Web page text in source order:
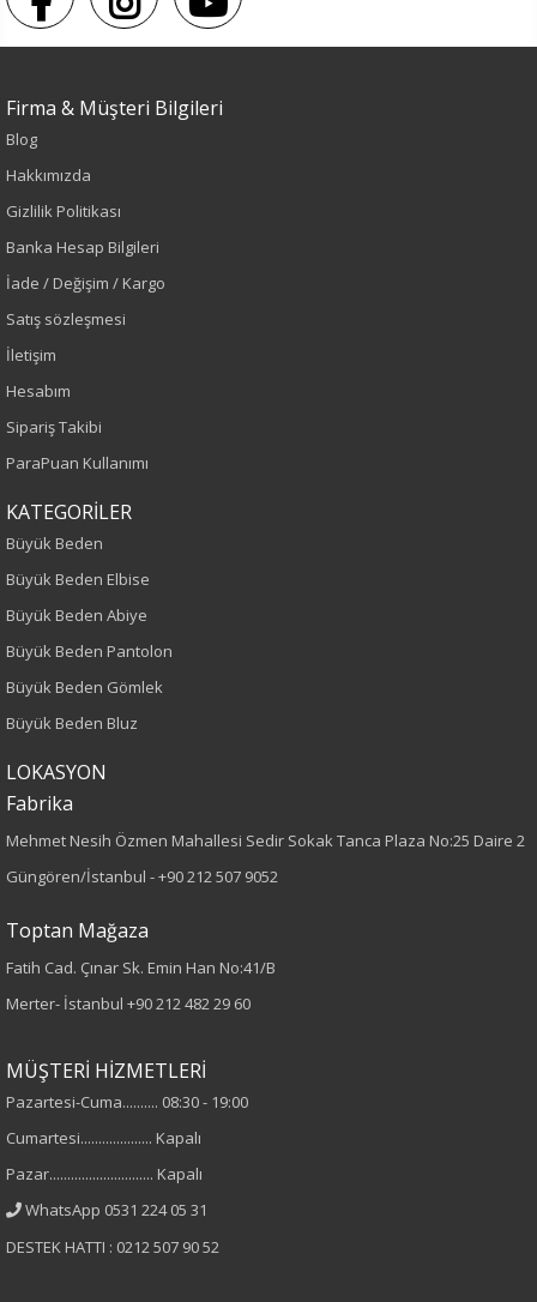
Renk
İlkbahar-Yaz
Yetişkin
Büyük Beden
Boy
75
Örme
Baskılı
Kumaş
%95 Viskon
%5 Elastan
Yaka Tipi
Kol Tipi
Kısa Kol
Materyal
Firma & Müşteri Bilgileri
Blog
Hakkımızda
Gizlilik Politikası
Banka Hesap Bilgileri
İade / Değişim / Kargo
Satış sözleşmesi
İletişim
Hesabım
Sipariş Takibi
ParaPuan Kullanımı
KATEGORİLER
Büyük Beden
Büyük Beden Elbise
Büyük Beden Abiye
Büyük Beden Pantolon
Büyük Beden Gömlek
Büyük Beden Bluz
LOKASYON
Fabrika
Mehmet Nesih Özmen Mahallesi Sedir Sokak Tanca Plaza No:25 Daire 2
Güngören/İstanbul -+90 212 507 9052
Toptan Mağaza
Fatih Cad. Çınar Sk. Emin Han No:41/B
Merter- İstanbul +90 212 482 29 60
MÜŞTERİ HİZMETLERİ
Pazartesi-Cuma.......... 08:30 - 19:00
Cumartesi.................... Kapalı
Pazar............................. Kapalı
WhatsApp 0531 224 05 31
DESTEK HATTI : 0212 507 90 52